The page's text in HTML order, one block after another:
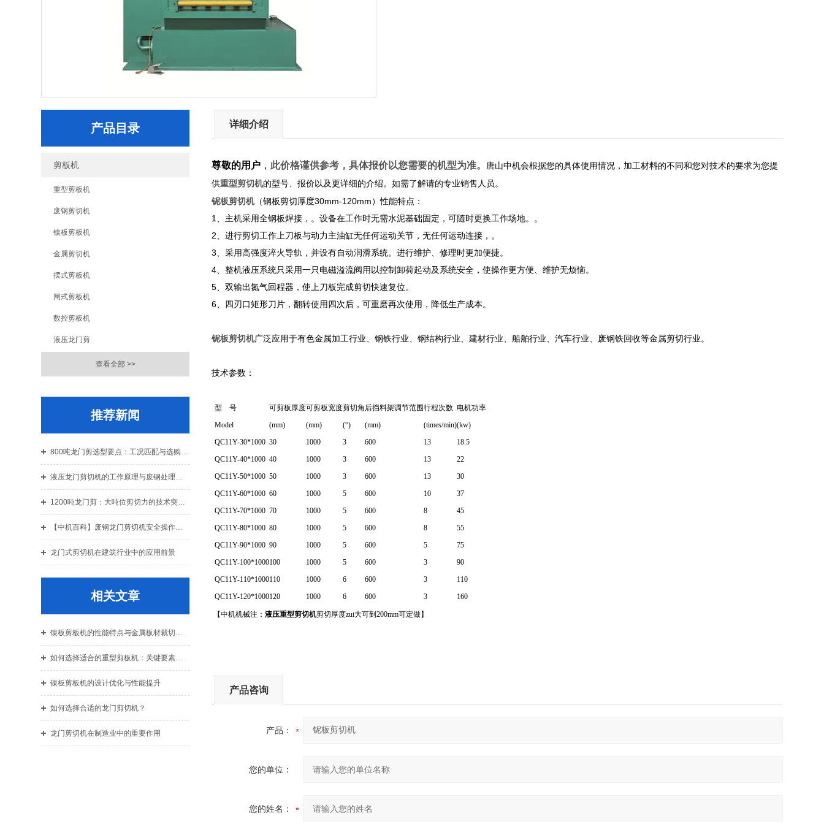
产品目录
剪板机
重型剪板机
废钢剪切机
镍板剪板机
金属剪切机
摆式剪板机
闸式剪板机
数控剪板机
液压龙门剪
查看全部 >>
推荐新闻
800吨龙门剪选型要点：工况匹配与选购指南
液压龙门剪切机的工作原理与废钢处理应用解析
1200吨龙门剪：大吨位剪切力的技术突破与结构设计解析
【中机百科】废钢龙门剪切机安全操作规程：老机手总结的10条铁律
龙门式剪切机在建筑行业中的应用前景
相关文章
镍板剪板机的性能特点与金属板材裁切应用
如何选择适合的重型剪板机：关键要素详解
镍板剪板机的设计优化与性能提升
如何选择合适的龙门剪切机？
龙门剪切机在制造业中的重要作用
详细介绍
尊敬的用户 ， 此价格谨供参考，具体报价以您需要的机型为准。
唐山中机会根据您的具体使用情况，加工材料的不同和您对技术的要求为您提
供重型剪切机的型号、报价以及更详细的介绍。如需了解请的专业销售人员。
铌板剪切机（钢板剪切厚度30mm-120mm）性能特点：
1、主机采用全钢板焊接，。设备在工作时无需水泥基础固定，可随时更换工作场地。。
2、进行剪切工作上刀板与动力主油缸无任何运动关节，无任何运动连接，。
3、采用高强度淬火导轨，并设有自动润滑系统。进行维护、修理时更加便捷。
4、整机液压系统只采用一只电磁溢流阀用以控制卸荷起动及系统安全，使操作更方便、维护无烦恼。
5、双输出氮气回程器，使上刀板完成剪切快速复位。
6、四刃口矩形刀片，翻转使用四次后，可重磨再次使用，降低生产成本。
铌板剪切机广泛应用于有色金属加工行业、钢铁行业、钢结构行业、建材行业、船舶行业、汽车行业、废钢铁回收等金属剪切行业。
技术参数：
型 号 可剪板厚度可剪板宽度剪切角 后挡料架调节范围行程次数 电机功率
Model
(mm) (mm) (°) (mm) (times/min)(kw)
QC11Y-30*1000 30 1000 3 600 13
18.5
QC11Y-40*1000 40 1000 3 600 13
22
QC11Y-50*1000 50 1000 3 600 13
30
QC11Y-60*1000 60 1000 5 600 10
37
QC11Y-70*1000 70 1000 5 600 8
45
QC11Y-80*1000 80 1000 5 600 8
55
QC11Y-90*1000 90 1000 5 600 5
75
QC11Y-100*1000100 1000 5 600 3
90
QC11Y-110*1000110 1000 6 600 3
110
QC11Y-120*1000120 1000 6 600 3 160
【中机机械注：液压重型剪切机剪切厚度zui大可到200mm可定做】
产品咨询
产品：
您的单位：
您的姓名：